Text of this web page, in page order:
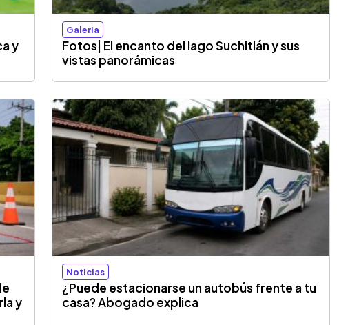
y
Galeria
Fotos| El encanto del lago Suchitlán y sus
vistas panorámicas
y
Noticias
¿Puede estacionarse un autobús frente a tu
casa? Abogado explica